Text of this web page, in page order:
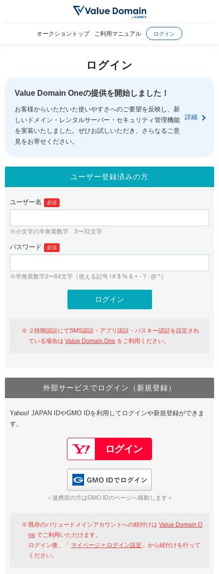
オークショントップ ご利用マニュアル ログイン
ログイン
Value Domain Oneの提供を開始しました！
お客様からいただいた使いやすさへのご要望を反映し、新
しいドメイン・レンタルサーバー・セキュリティ管理機能
を実装いたしました。ぜひお試しいただき、さらなるご意
見をお寄せください。
詳細
ユーザー登録済みの方
ユーザー名 必須
※小文字の半角英数字 3〜32文字
パスワード 必須
※半角英数字3〜64文字（使える記号 ! # $ % & + - ? . @ ^）
２段階認証にてSMS認証・アプリ認証・パスキー認証を設定され
ている場合はValue Domain One をご利用ください。
外部サービスでログイン（新規登録）
Yahoo! JAPAN IDやGMO IDを利用してログインや新規登録ができま
す。
＜連携前の方はGMO IDのページへ移動します＞
既存のバリュードメインアカウントへの紐付けはValue Domain O
ne でご利用いただけます。
ログイン後、「 マイページ > ログイン設定 」から紐付けを行って
ください。